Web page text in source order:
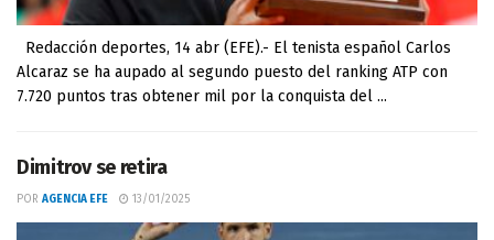
Redacción deportes, 14 abr (EFE).- El tenista español Carlos
Alcaraz se ha aupado al segundo puesto del ranking ATP con
7.720 puntos tras obtener mil por la conquista del ...
Dimitrov se retira
POR AGENCIA EFE 13/01/2025